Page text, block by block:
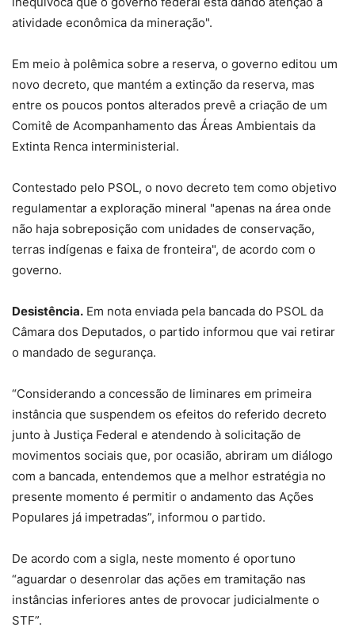
atividade econômica da mineração".
Em meio à polêmica sobre a reserva, o governo editou um
novo decreto, que mantém a extinção da reserva, mas
entre os poucos pontos alterados prevê a criação de um
Comitê de Acompanhamento das Áreas Ambientais da
Extinta Renca interministerial.
Contestado pelo PSOL, o novo decreto tem como objetivo
regulamentar a exploração mineral "apenas na área onde
não haja sobreposição com unidades de conservação,
terras indígenas e faixa de fronteira", de acordo com o
governo.
Desistência. Em nota enviada pela bancada do PSOL da
Câmara dos Deputados, o partido informou que vai retirar
o mandado de segurança.
“Considerando a concessão de liminares em primeira
instância que suspendem os efeitos do referido decreto
junto à Justiça Federal e atendendo à solicitação de
movimentos sociais que, por ocasião, abriram um diálogo
com a bancada, entendemos que a melhor estratégia no
presente momento é permitir o andamento das Ações
Populares já impetradas”, informou o partido.
De acordo com a sigla, neste momento é oportuno
“aguardar o desenrolar das ações em tramitação nas
instâncias inferiores antes de provocar judicialmente o
STF”.